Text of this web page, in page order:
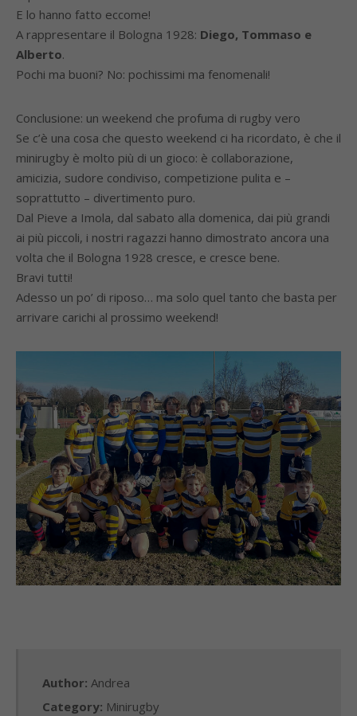
E lo hanno fatto eccome!
A rappresentare il Bologna 1928: Diego, Tommaso e
Alberto.
Pochi ma buoni? No: pochissimi ma fenomenali!
Conclusione: un weekend che profuma di rugby vero
Se c’è una cosa che questo weekend ci ha ricordato, è che il
minirugby è molto più di un gioco: è collaborazione,
amicizia, sudore condiviso, competizione pulita e –
soprattutto – divertimento puro.
Dal Pieve a Imola, dal sabato alla domenica, dai più grandi
ai più piccoli, i nostri ragazzi hanno dimostrato ancora una
volta che il Bologna 1928 cresce, e cresce bene.
Bravi tutti!
Adesso un po’ di riposo… ma solo quel tanto che basta per
arrivare carichi al prossimo weekend!
Author: Andrea
Category: Minirugby